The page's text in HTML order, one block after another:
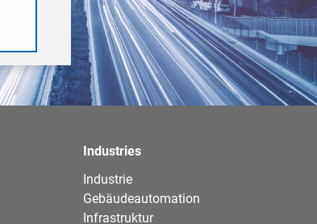
Industries
Industrie
Gebäudeautomation
Infrastruktur